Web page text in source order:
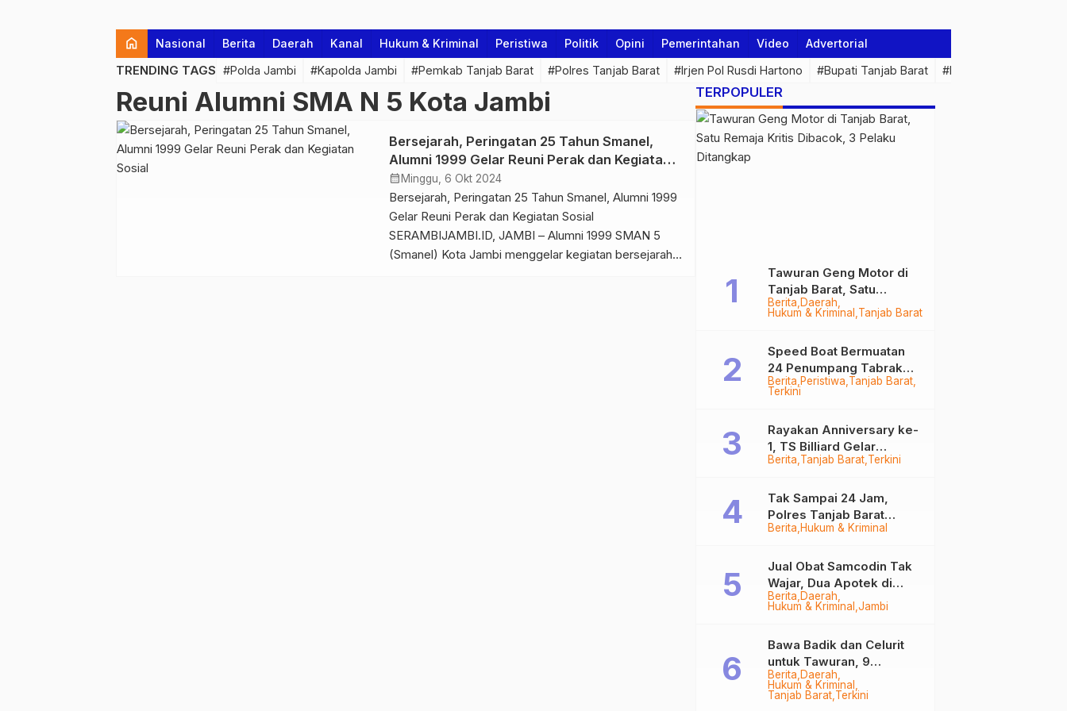
home Nasional Berita Daerah Kanal Hukum & Kriminal Peristiwa Politik Opini Pemerintahan Video Advertorial
TRENDING TAGS #Polda Jambi #Kapolda Jambi #Pemkab Tanjab Barat #Polres Tanjab Barat #Irjen Pol Rusdi Hartono #Bupati Tanjab Barat #Pemprov Jambi
Reuni Alumni SMA N 5 Kota Jambi
Bersejarah, Peringatan 25 Tahun Smanel,
Alumni 1999 Gelar Reuni Perak dan Kegiatan
Sosial
calendar_month Minggu, 6 Okt 2024
Bersejarah, Peringatan 25 Tahun Smanel, Alumni 1999
Gelar Reuni Perak dan Kegiatan Sosial
SERAMBIJAMBI.ID, JAMBI – Alumni 1999 SMAN 5
(Smanel) Kota Jambi menggelar kegiatan bersejarah
TERPOPULER
Berita Daerah
Hukum & Kriminal Tanjab Barat
Tawuran Geng Motor di
Tanjab Barat, Satu
Remaja Kritis Dibacok, 3
Pelaku Ditangkap
Berita Peristiwa Tanjab Barat
Terkini
Speed Boat Bermuatan
24 Penumpang Tabrak
Togok di Kuala Tungkal,
Berita Tanjab Barat Terkini
Rayakan Anniversary ke-
1, TS Billiard Gelar
Turnamen 9 Ball
Berita Hukum & Kriminal
Tak Sampai 24 Jam,
Polres Tanjab Barat
Ringkus Komplotan
Tungkal
Berita Daerah
Hukum & Kriminal Jambi
Jual Obat Samcodin Tak
Wajar, Dua Apotek di
Tanjab Barat Disegel
Berita Daerah
Hukum & Kriminal
Tanjab Barat Terkini
Bawa Badik dan Celurit
untuk Tawuran, 9
Anggota Geng Motor di
Tanjab Barat Diringkus